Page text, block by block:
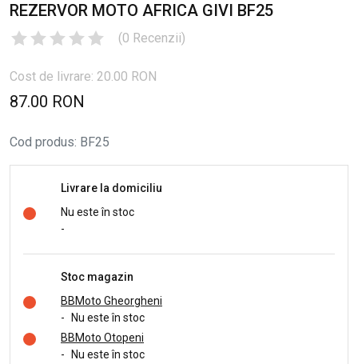
REZERVOR MOTO AFRICA GIVI BF25
(0 Recenzii)
Cost de livrare: 20.00 RON
87.00 RON
Cod produs: BF25
Livrare la domiciliu
Nu este în stoc
-
Stoc magazin
BBMoto Gheorgheni
-
Nu este în stoc
BBMoto Otopeni
-
Nu este în stoc